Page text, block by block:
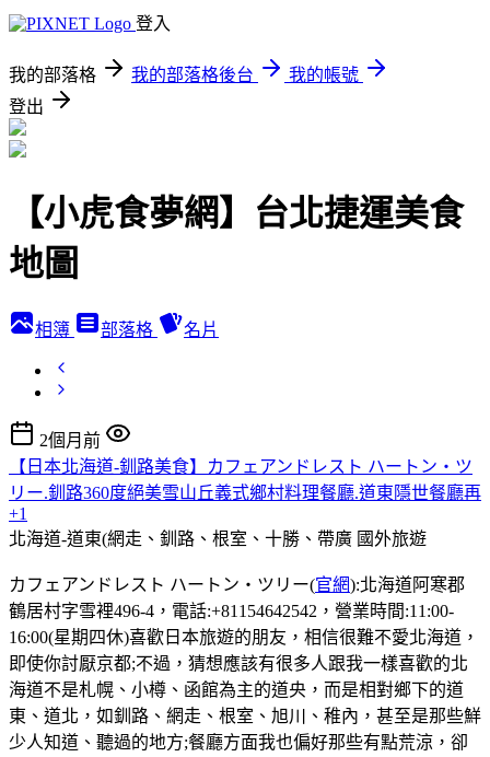
登入
我的部落格 我的部落格後台
我的帳號
登出
【小虎食夢網】台北捷運美食
地圖
相簿 部落格 名片
2個月前
【日本北海道-釧路美食】カフェアンドレスト ハートン・ツ
リー.釧路360度絕美雪山丘義式鄉村料理餐廳.道東隱世餐廳再
+1
北海道-道東(網走、釧路、根室、十勝、帶廣 國外旅遊
カフェアンドレスト ハートン・ツリー(官網):北海道阿寒郡
鶴居村字雪裡496-4，電話:+81154642542，營業時間:11:00-
16:00(星期四休)喜歡日本旅遊的朋友，相信很難不愛北海道，
即使你討厭京都;不過，猜想應該有很多人跟我一樣喜歡的北
海道不是札幌、小樽、函館為主的道央，而是相對鄉下的道
東、道北，如釧路、網走、根室、旭川、稚內，甚至是那些鮮
少人知道、聽過的地方;餐廳方面我也偏好那些有點荒涼，卻